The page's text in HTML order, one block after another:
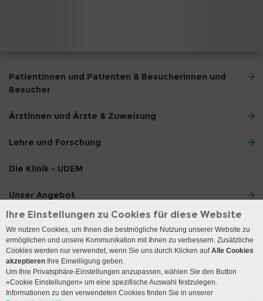
Patientinnen und Patienten & Besucherinnen und
Besucher
Ärztinnen und Ärzte & Zuweisung
Lehre und Forschung
Die Klinik - UDEM
Unser Angebot
Anreise
Kontakt
Öffnungszeiten
Ihre Einstellungen zu Cookies für diese Website
Wir nutzen Cookies, um Ihnen die bestmögliche Nutzung unserer Website zu
ermöglichen und unsere Kommunikation mit Ihnen zu verbessern. Zusätzliche
Cookies werden nur verwendet, wenn Sie uns durch Klicken aufAlle Cookies
akzeptieren Ihre Einwilligung geben.
Um Ihre Privatsphäre-Einstellungen anzupassen, wählen Sie den Button
«Cookie Einstellungen» um eine spezifische Auswahl festzulegen.
Informationen zu den verwendeten Cookies finden Sie in unserer